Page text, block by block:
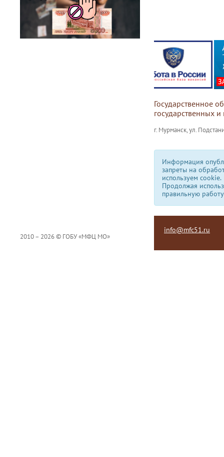
Государственное
государственных
г. Мурманск, ул.
Информация
запреты на
используем сookie.
Продолжая
правильную
2010 – 2026 © ГОБУ «МФЦ МО»
info@mfc51.ru